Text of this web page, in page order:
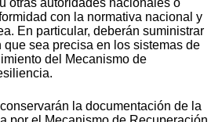
otras autoridades nacionales o
con la normativa nacional y
En particular, deberán suministrar
que sea precisa en los sistemas de
del Mecanismo de
la documentación de la